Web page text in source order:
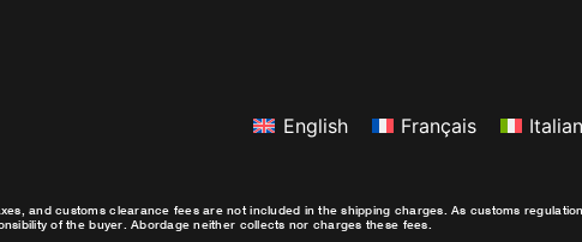
English Français
and customs clearance fees are not included in the shipping charges. As customs
of the buyer. Abordage neither collects nor charges these fees.